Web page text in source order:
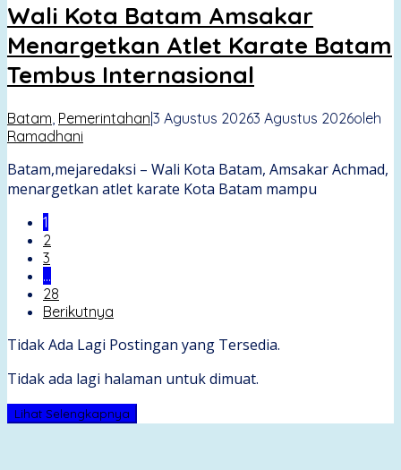
Wali Kota Batam Amsakar
Menargetkan Atlet Karate Batam
Tembus Internasional
Batam Pemerintahan|3 Agustus 20263 Agustus 2026oleh
Ramadhani
Batam,mejaredaksi – Wali Kota Batam, Amsakar Achmad,
menargetkan atlet karate Kota Batam mampu
1
2
3
…
28
Berikutnya
Tidak Ada Lagi Postingan yang Tersedia.
Tidak ada lagi halaman untuk dimuat.
Lihat Selengkapnya